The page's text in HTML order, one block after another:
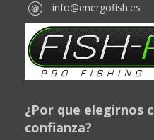
info@energofish.es
¿Por que elegirnos
confianza?